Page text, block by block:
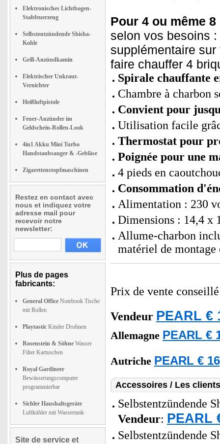
Elektronisches Lichtbogen-
Stabfeuerzeug
Selbstentzündende Shisha-
Kohle
Grill-Anzündkamin
Elektrischer Unkraut-
Vernichter
Heißluftpistole
Feuer-Anzünder im
Geldschein-Rollen-Look
4in1 Akku Mini Turbo
Handstaubsauger & -Gebläse
Zigarettenstopfmaschinen
Restez en contact avec
nous et indiquez votre
adresse mail pour
recevoir notre
newsletter:
Plus de pages
fabricants:
General Office Notebook Tische
mit Rollen
Playtastic Kinder Drohnen
Rosenstein & Söhne Wasser
Filter Kartuschen
Royal Gardineer
Bewässerungscomputer
programmierbar
Sichler Haushaltsgeräte
Luftkühler mit Wassertank
Site de service et
Pour 4 ou même
selon vos besoins
supplémentaire
faire chauffer 4
Spirale chauffante
Chambre à charbon
Convient pour
Utilisation facile
Thermostat pour
Poignée pour une
4 pieds en
Consommation
Alimentation : 230
Dimensions : 14,4 x
Allume-charbon
matériel de
Prix de vente
Vendeur PEARL €
Allemagne PEARL €
Autriche PEARL €
Accessoires / Les
Selbstentzündende
Vendeur: PEARL
Selbstentzündende